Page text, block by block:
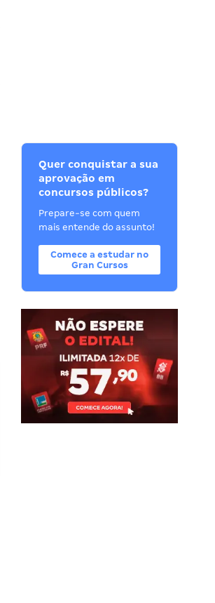
Quer conquistar a sua
aprovação em
concursos públicos?
Prepare-se com quem
mais entende do assunto!
Comece a estudar no
Gran Cursos